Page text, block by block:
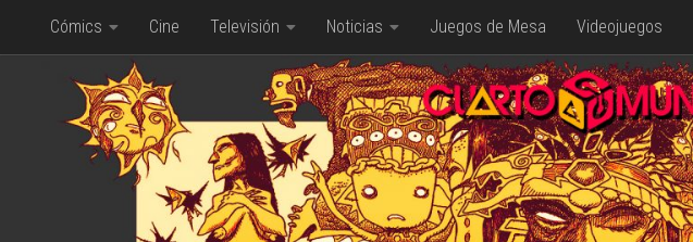
Saltar al contenido
Cómics Cine Televisión Noticias Juegos de Mesa Videojuegos